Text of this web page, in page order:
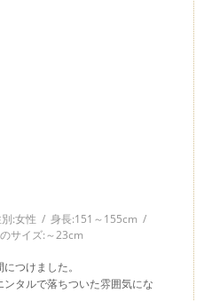
:女性 身長:151～155cm
サイズ:～23cm
つけました。
タルで落ちついた雰囲気にな